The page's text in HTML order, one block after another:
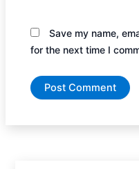
Save my name,
for the next time I